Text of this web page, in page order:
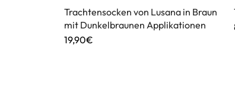
Trachtensocken von Lusana in Braun
mit Dunkelbraunen Applikationen
19,90€